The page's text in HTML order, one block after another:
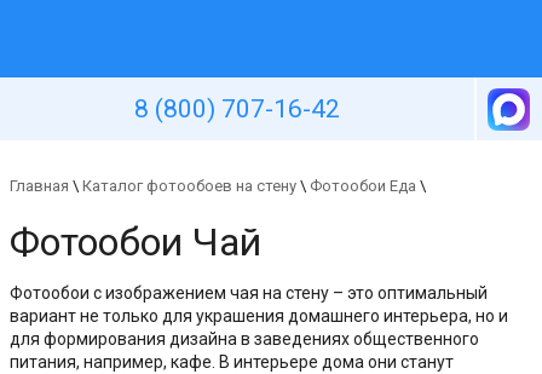
8 (800) 707-16-42
Главная \ Каталог фотообоев на стену \ Фотообои Еда \
Фотообои Чай
Фотообои с изображением чая на стену – это оптимальный
вариант не только для украшения домашнего интерьера, но и
для формирования дизайна в заведениях общественного
питания, например, кафе. В интерьере дома они станут